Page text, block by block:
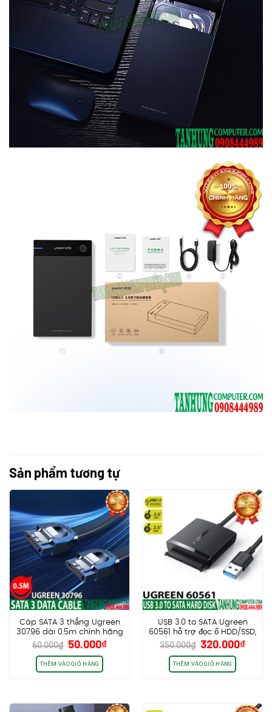
Sản phẩm tương tự
Cáp SATA 3 thẳng Ugreen
30796 dài 0.5m chính hãng
cao cấp
60.000₫ Giá
gốc
là:
60.000₫.
50.000₫Giá
THÊM VÀO GIỎ HÀNG
USB 3.0 to SATA Ugreen
60561 hỗ trợ đọc ổ HDD/SSD,
2.5”/3.5” – Kèm nguồn Sony
350.000₫ Giá
gốc
là:
350.000₫.
320.000₫Giá
THÊM VÀO GIỎ HÀNG